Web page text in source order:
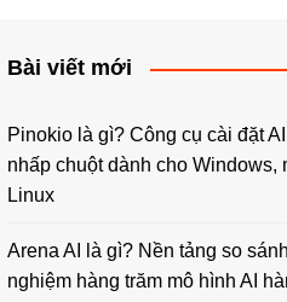
Bài viết mới
Pinokio là gì? Công cụ cài đặt
nhấp chuột dành cho Windows,
Linux
Arena AI là gì? Nền tảng so
nghiệm hàng trăm mô hình AI